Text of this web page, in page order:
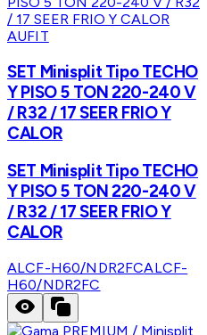
AUFIT
SET Minisplit Tipo TECHO
Y PISO 5 TON 220-240 V
/ R32 / 17 SEER FRIO Y
CALOR
SET Minisplit Tipo TECHO
Y PISO 5 TON 220-240 V
/ R32 / 17 SEER FRIO Y
CALOR
ALCF-H60/NDR2FCALCF-
H60/NDR2FC